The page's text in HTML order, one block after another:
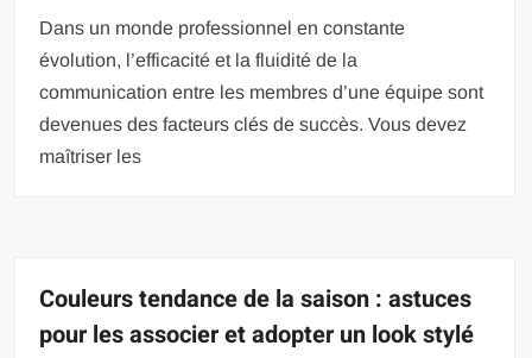
Dans un monde professionnel en constante
évolution, l’efficacité et la fluidité de la
communication entre les membres d’une équipe sont
devenues des facteurs clés de succès. Vous devez
maîtriser les
Couleurs tendance de la saison : astuces
pour les associer et adopter un look stylé